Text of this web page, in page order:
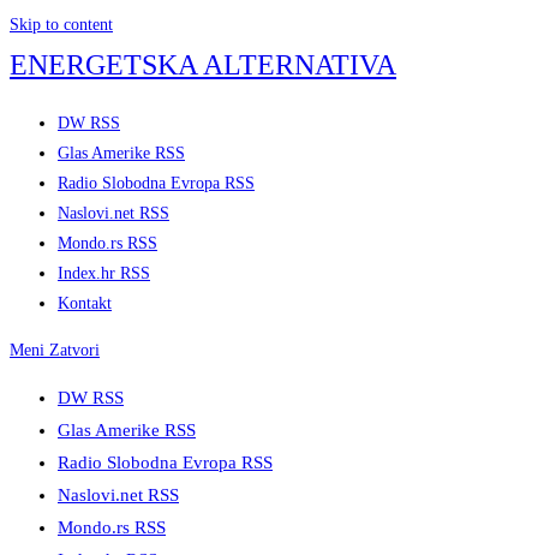
Skip to content
ENERGETSKA ALTERNATIVA
DW RSS
Glas Amerike RSS
Radio Slobodna Evropa RSS
Naslovi.net RSS
Mondo.rs RSS
Index.hr RSS
Kontakt
Meni Zatvori
DW RSS
Glas Amerike RSS
Radio Slobodna Evropa RSS
Naslovi.net RSS
Mondo.rs RSS